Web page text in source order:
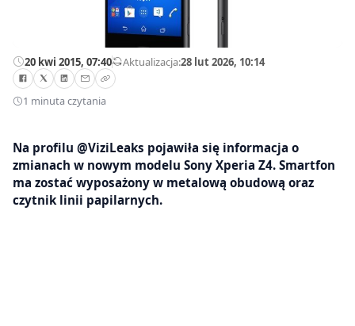
20 kwi 2015, 07:40—Aktualizacja:28 lut 2026, 10:14
1 minuta czytania
Na profilu @ViziLeaks pojawiła się informacja o
zmianach w nowym modelu Sony Xperia Z4. Smartfon
ma zostać wyposażony w metalową obudową oraz
czytnik linii papilarnych.